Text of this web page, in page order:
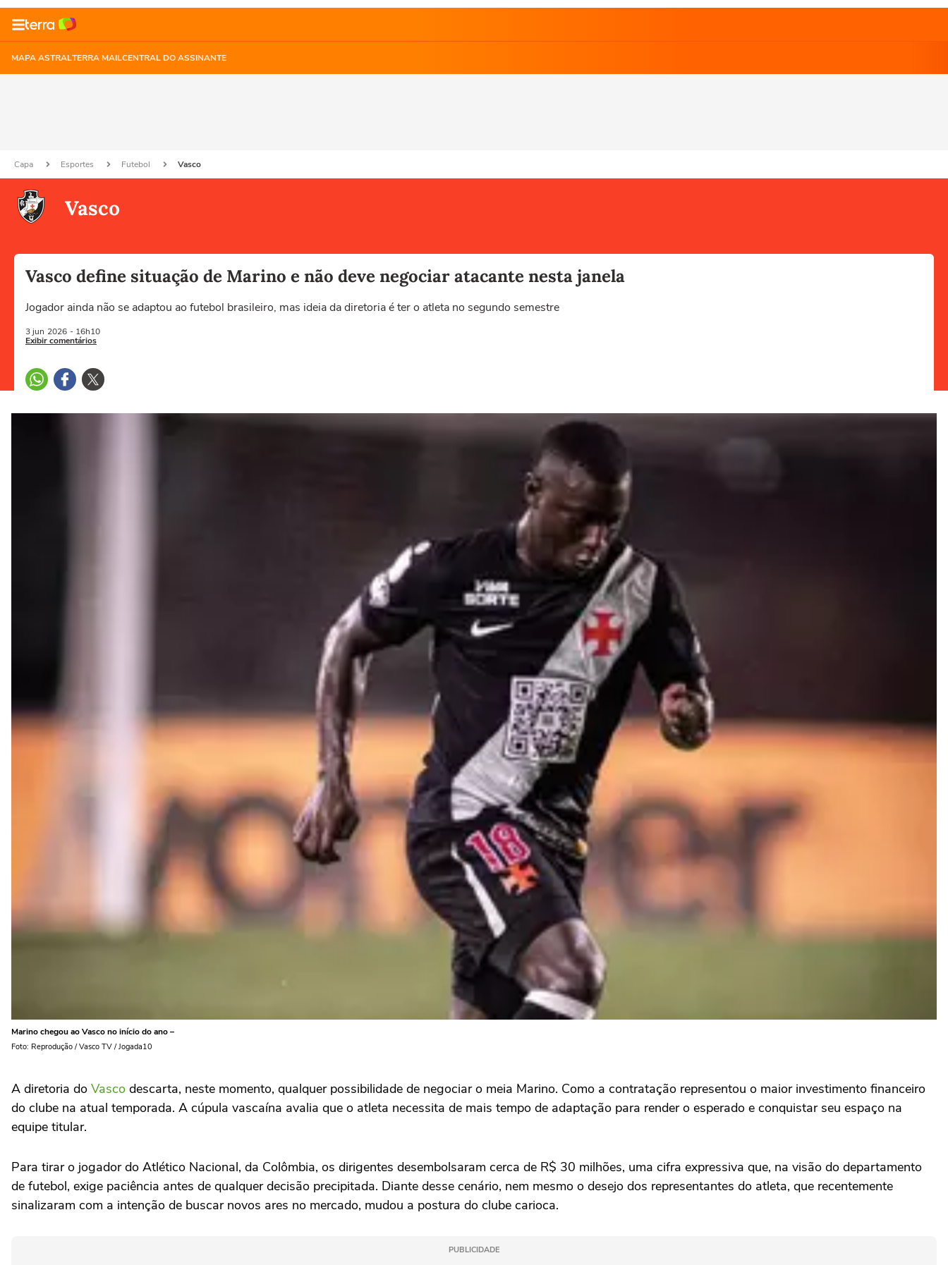
MAPA ASTRALTERRA MAILCENTRAL DO ASSINANTE
Capa Esportes Futebol Vasco
Vasco
Vasco define situação de Marino e não deve negociar atacante nesta janela
Jogador ainda não se adaptou ao futebol brasileiro, mas ideia da diretoria é ter o atleta no segundo semestre
3 jun 2026 - 16h10
Exibir comentários
Marino chegou ao Vasco no início do ano –
Foto: Reprodução / Vasco TV / Jogada10
A diretoria do Vasco descarta, neste momento, qualquer possibilidade de negociar o meia Marino. Como a contratação representou o maior investimento financeiro
do clube na atual temporada. A cúpula vascaína avalia que o atleta necessita de mais tempo de adaptação para render o esperado e conquistar seu espaço na
equipe titular.
Para tirar o jogador do Atlético Nacional, da Colômbia, os dirigentes desembolsaram cerca de R$ 30 milhões, uma cifra expressiva que, na visão do departamento
de futebol, exige paciência antes de qualquer decisão precipitada. Diante desse cenário, nem mesmo o desejo dos representantes do atleta, que recentemente
sinalizaram com a intenção de buscar novos ares no mercado, mudou a postura do clube carioca.
PUBLICIDADE